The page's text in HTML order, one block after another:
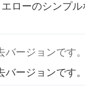
ローのシンプ
バージョンです。
バージョンです。